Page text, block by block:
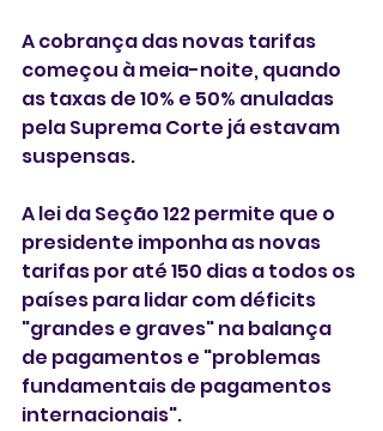
A cobrança das novas tarifas
começou à meia-noite, quando
as taxas de 10% e 50% anuladas
pela Suprema Corte já estavam
suspensas.
A lei da Seção ⁠122 permite que o
presidente imponha as novas
tarifas por até 150 dias a todos os
países para lidar com déficits
"grandes e graves" na balança
de pagamentos e "problemas
fundamentais de pagamentos
internacionais".